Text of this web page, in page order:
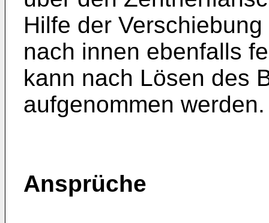
Hilfe der
nach innen ebenfalls
kann nach Lösen des
aufgenommen werden.
Ansprüche